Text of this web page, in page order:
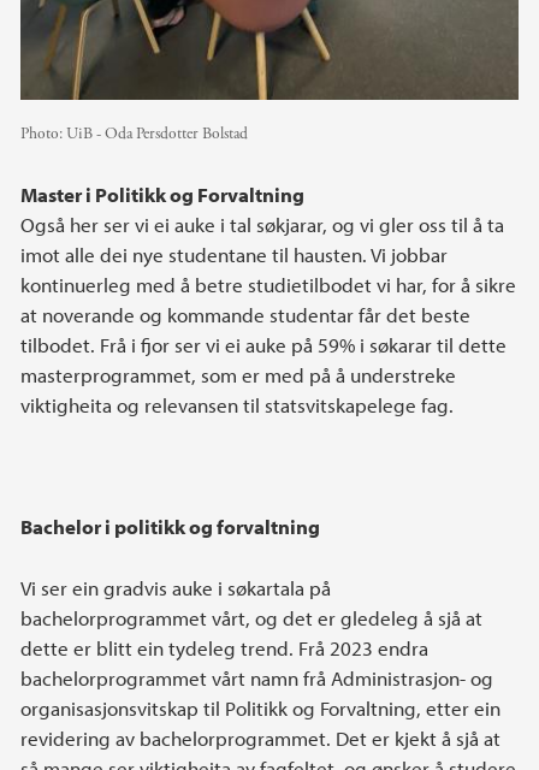
Photo:UiB - Oda Persdotter Bolstad
Master i Politikk og Forvaltning
Også her ser vi ei auke i tal søkjarar, og vi gler oss til å ta
imot alle dei nye studentane til hausten. Vi jobbar
kontinuerleg med å betre studietilbodet vi har, for å sikre
at noverande og kommande studentar får det beste
tilbodet. Frå i fjor ser vi ei auke på 59% i søkarar til dette
masterprogrammet, som er med på å understreke
viktigheita og relevansen til statsvitskapelege fag.
Bachelor i politikk og forvaltning
Vi ser ein gradvis auke i søkartala på
bachelorprogrammet vårt, og det er gledeleg å sjå at
dette er blitt ein tydeleg trend. Frå 2023 endra
bachelorprogrammet vårt namn frå Administrasjon- og
organisasjonsvitskap til Politikk og Forvaltning, etter ein
revidering av bachelorprogrammet. Det er kjekt å sjå at